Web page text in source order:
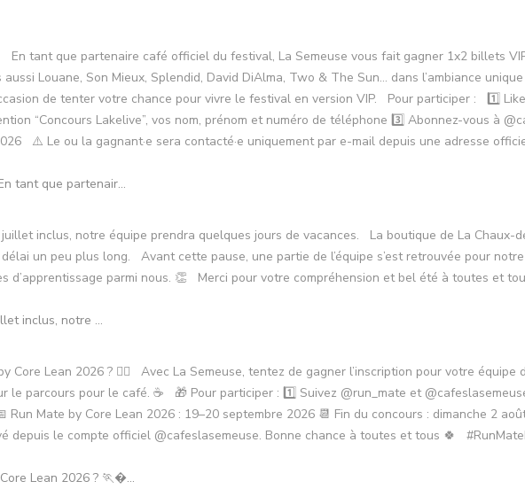
tant que partenair...
inclus, notre ...
Lean 2026 ? 🏃�...